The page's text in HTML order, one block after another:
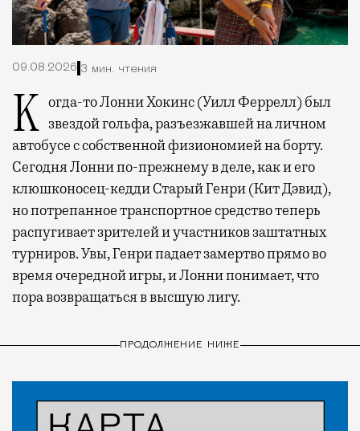
09.08.2026 3 мин. чтения
Когда-то Лонни Хокинс (Уилл Феррелл) был звездой гольфа, разъезжавшей на личном
автобусе с собственной физиономией на борту.
Сегодня Лонни по-прежнему в деле, как и его
клюшконосец-кедди Старый Генри (Кит Дэвид),
но потрепанное транспортное средство теперь
распугивает зрителей и участников заштатных
турниров. Увы, Генри падает замертво прямо во
время очередной игры, и Лонни понимает, что
пора возвращаться в высшую лигу.
ПРОДОЛЖЕНИЕ НИЖЕ